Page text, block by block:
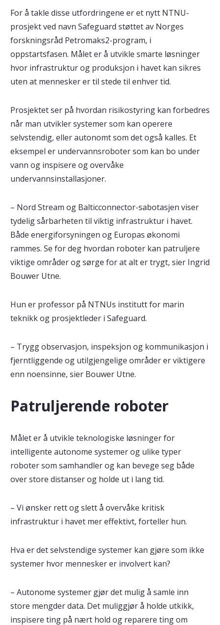
For å takle disse utfordringene er et nytt NTNU-
prosjekt ved navn Safeguard støttet av Norges
forskningsråd Petromaks2-program, i
oppstartsfasen. Målet er å utvikle smarte løsninger
hvor infrastruktur og produksjon i havet kan sikres
uten at mennesker er til stede til enhver tid.
Prosjektet ser på hvordan risikostyring kan forbedres
når man utvikler systemer som kan operere
selvstendig, eller autonomt som det også kalles. Et
eksempel er undervannsroboter som kan bo under
vann og inspisere og overvåke
undervannsinstallasjoner.
– Nord Stream og Balticconnector-sabotasjen viser
tydelig sårbarheten til viktig infrastruktur i havet.
Både energiforsyningen og Europas økonomi
rammes. Se for deg hvordan roboter kan patruljere
viktige områder og sørge for at alt er trygt, sier Ingrid
Bouwer Utne.
Hun er professor på NTNUs institutt for marin
teknikk og prosjektleder i Safeguard.
– Trygg observasjon, inspeksjon og kommunikasjon i
fjerntliggende og utilgjengelige områder er viktigere
enn noensinne, sier Bouwer Utne.
Patruljerende roboter
Målet er å utvikle teknologiske løsninger for
intelligente autonome systemer og ulike typer
roboter som samhandler og kan bevege seg både
over store distanser og holde ut i lang tid.
– Vi ønsker rett og slett å overvåke kritisk
infrastruktur i havet mer effektivt, forteller hun.
Hva er det selvstendige systemer kan gjøre som ikke
systemer hvor mennesker er involvert kan?
– Autonome systemer gjør det mulig å samle inn
store mengder data. Det muliggjør å holde utkikk,
inspisere ting på nært hold og reparere ting om